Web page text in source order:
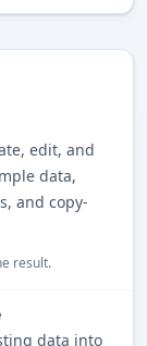
edit, and
data,
and copy-
result.
data into